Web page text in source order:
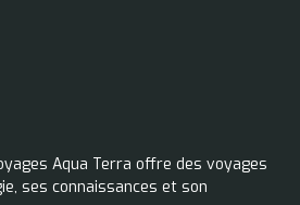
Aqua Terra offre des voyages
ses connaissances et son